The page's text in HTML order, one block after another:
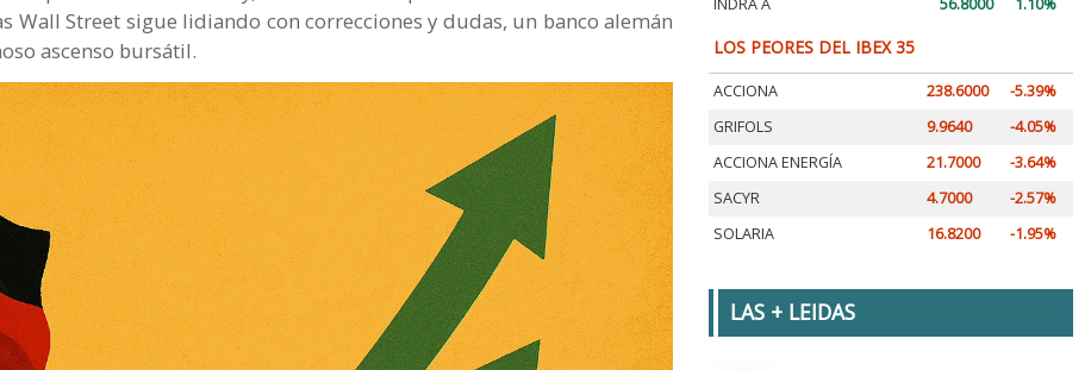
Street sigue lidiando con correcciones y dudas, un banco alemán
ascenso bursátil.
LOS PEORES DEL IBEX 35
ACCIONA 238.6000
-5.39%
GRIFOLS
9.9640
-4.05%
ACCIONA ENERGÍA
21.7000
-3.64%
SACYR
4.7000
-2.57%
SOLARIA
16.8200 -1.95%
LAS + LEIDAS